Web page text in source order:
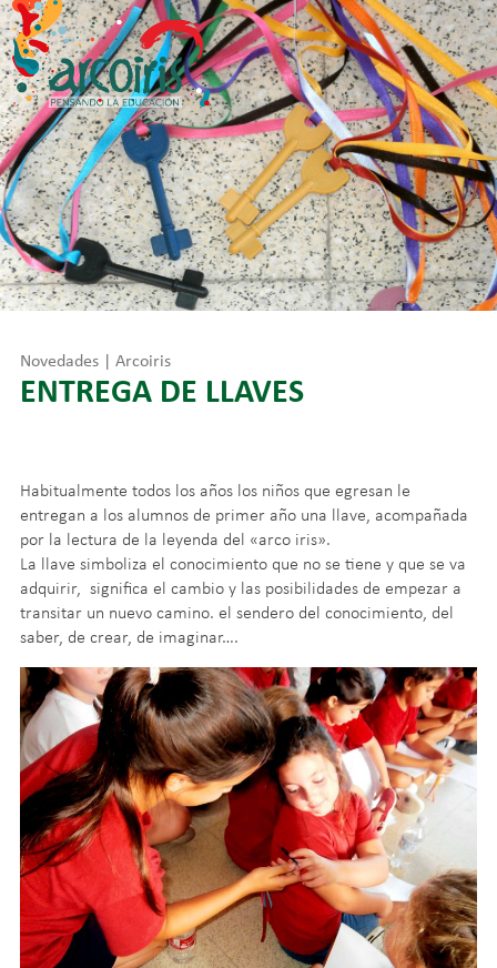
Skip
to
content
Novedades | Arcoiris
ENTREGA DE LLAVES
Habitualmente todos los años los niños que egresan le
entregan a los alumnos de primer año una llave, acompañada
por la lectura de la leyenda del «arco iris».
La llave simboliza el conocimiento que no se tiene y que se va
adquirir, significa el cambio y las posibilidades de empezar a
transitar un nuevo camino. el sendero del conocimiento, del
saber, de crear, de imaginar….